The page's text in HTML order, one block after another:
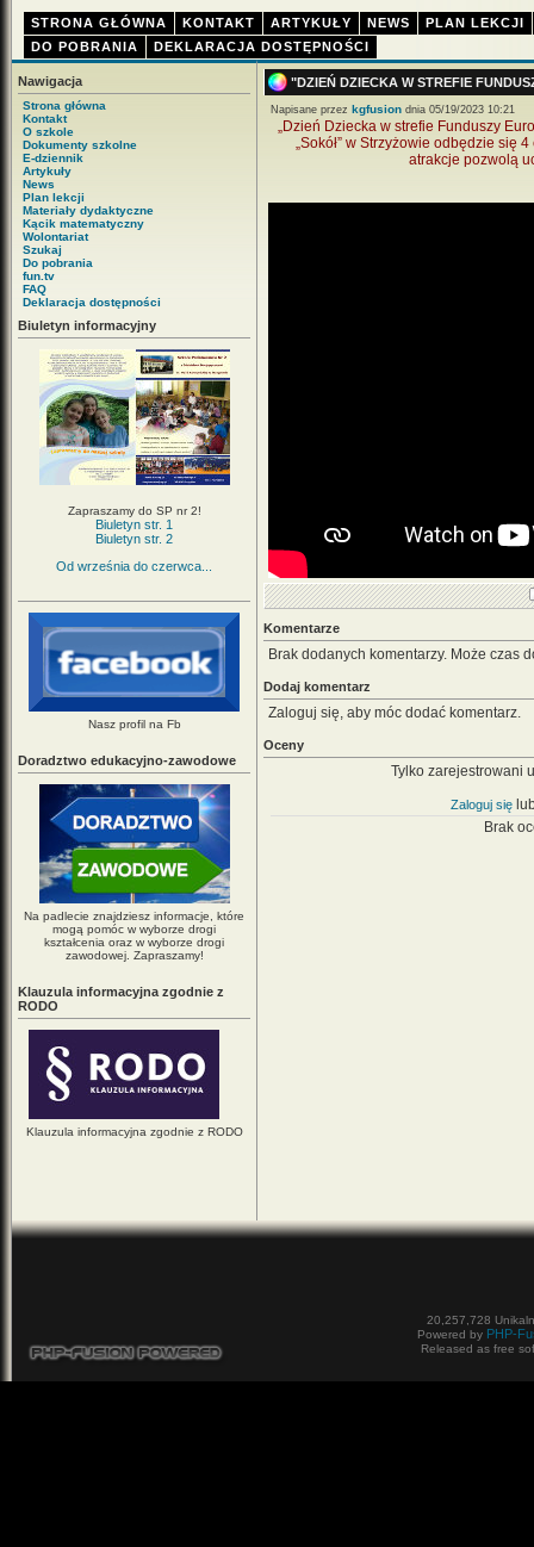
STRONA GŁÓWNA KONTAKT ARTYKUŁY NEWS
PLAN LEKCJI
DO POBRANIA
DEKLARACJA DOSTĘPNOŚCI
Nawigacja
Strona główna
Kontakt
O szkole
Dokumenty szkolne
E-dziennik
Artykuły
News
Plan lekcji
Materiały dydaktyczne
Kącik matematyczny
Wolontariat
Szukaj
Do pobrania
fun.tv
FAQ
Deklaracja dostępności
Biuletyn informacyjny
Zapraszamy do SP nr 2!
Biuletyn str. 1
Biuletyn str. 2
Od września do czerwca...
Nasz profil na Fb
Doradztwo edukacyjno-zawodowe
Na padlecie znajdziesz informacje, które
mogą pomóc w wyborze drogi
kształcenia oraz w wyborze drogi
zawodowej. Zapraszamy!
Klauzula informacyjna zgodnie z
RODO
Klauzula informacyjna zgodnie z RODO
"DZIEŃ DZIECKA W STREFIE
Napisane przez kgfusion dnia 05/19/2023 10:21
„Dzień Dziecka w strefie Funduszy
„Sokół” w Strzyżowie odbędzie się
atrakcje pozwolą
Komentarze
Brak dodanych komentarzy. Może czas
Dodaj komentarz
Zaloguj się, aby móc dodać komentarz.
Oceny
Tylko zarejestrowani
Zaloguj się
Brak
20,257,728
Powered by PHP-
Released as free